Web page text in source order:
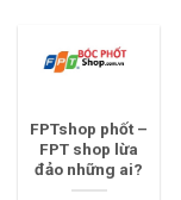
FPTshop phốt –
FPT shop lừa
đảo những ai?